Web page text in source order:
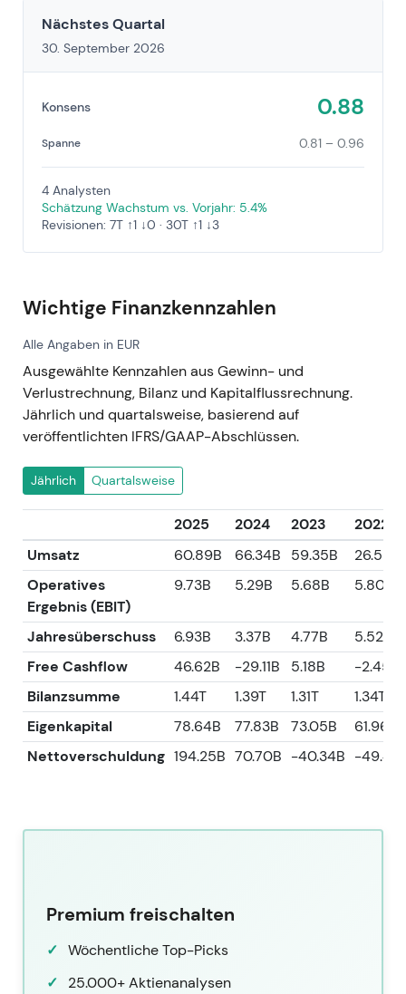
Nächstes Quartal
30. September 2026
Konsens 0.88
Spanne 0.81 – 0.96
4 Analysten
Schätzung Wachstum vs. Vorjahr: 5.4%
Revisionen: 7T ↑1 ↓0 · 30T ↑1 ↓3
Wichtige Finanzkennzahlen
Alle Angaben in EUR
Ausgewählte Kennzahlen aus Gewinn- und
Verlustrechnung, Bilanz und Kapitalflussrechnung.
Jährlich und quartalsweise, basierend auf
veröffentlichten IFRS/GAAP-Abschlüssen.
Jährlich Quartalsweise
2025 2024 2023
2022
Umsatz
60.89B 66.34B 59.35B
26.59B
Operatives
Ergebnis (EBIT)
9.73B 5.29B 5.68B 5.80B
Jahresüberschuss 6.93B 3.37B 4.77B
5.52B
Free Cashflow
46.62B -29.11B 5.18B
-2.45B
Bilanzsumme
1.44T 1.39T 1.31T
1.34T
Eigenkapital
78.64B 77.83B 73.05B
61.96B
Nettoverschuldung 194.25B 70.70B -40.34B -
Premium freischalten
Wöchentliche Top-Picks
25.000+ Aktienanalysen